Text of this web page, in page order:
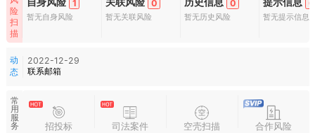
险
扫
描
1
暂无自身风险
0
暂无关联风险
0
暂无历史风险
0
暂无提示信息
动
态
2022-12-29
联系邮箱
常
用
服
务
招投标 司法案件 空壳扫描 合作风险